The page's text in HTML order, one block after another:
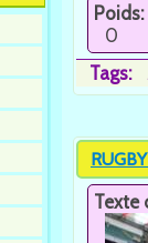
Poids:
0
Tags:
Texte